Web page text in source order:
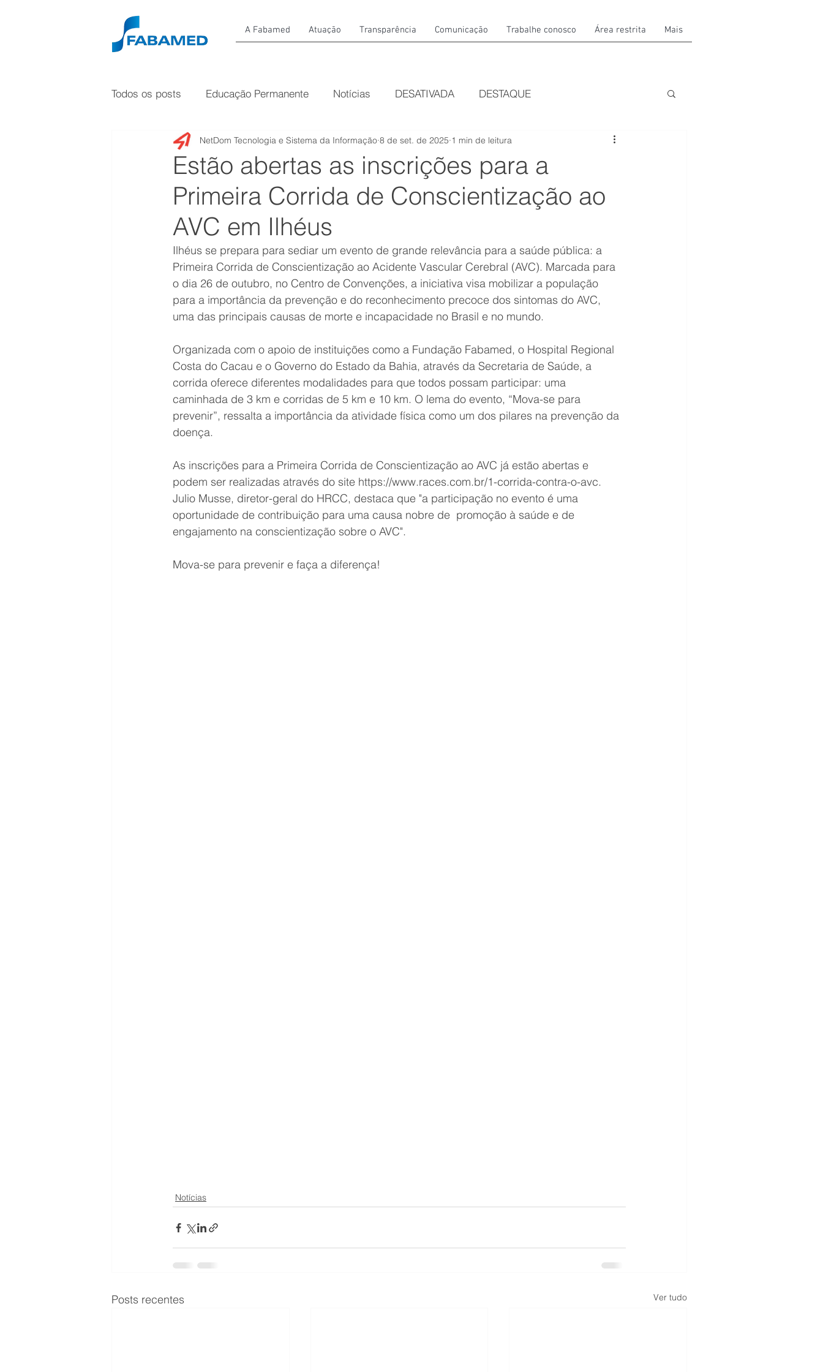
A Fabamed Atuação Transparência Comunicação Trabalhe conosco Área restrita Mais
Todos os posts Educação Permanente Notícias DESATIVADA DESTAQUE
Estão abertas as inscrições para a
Primeira Corrida de Conscientização ao
AVC em Ilhéus
NetDom Tecnologia e Sistema da Informação 8 de set. de 2025 1 min de leitura
Ilhéus se prepara para sediar um evento de grande relevância para a saúde pública: a
Primeira Corrida de Conscientização ao Acidente Vascular Cerebral (AVC). Marcada para
o dia 26 de outubro, no Centro de Convenções, a iniciativa visa mobilizar a população
para a importância da prevenção e do reconhecimento precoce dos sintomas do AVC,
uma das principais causas de morte e incapacidade no Brasil e no mundo.
Organizada com o apoio de instituições como a Fundação Fabamed, o Hospital Regional
Costa do Cacau e o Governo do Estado da Bahia, através da Secretaria de Saúde, a
corrida oferece diferentes modalidades para que todos possam participar: uma
caminhada de 3 km e corridas de 5 km e 10 km. O lema do evento, “Mova-se para
prevenir”, ressalta a importância da atividade física como um dos pilares na prevenção da
doença.
As inscrições para a Primeira Corrida de Conscientização ao AVC já estão abertas e
podem ser realizadas através do site https://www.races.com.br/1-corrida-contra-o-avc.
Julio Musse, diretor-geral do HRCC, destaca que "a participação no evento é uma
oportunidade de contribuição para uma causa nobre de  promoção à saúde e de
engajamento na conscientização sobre o AVC".
Mova-se para prevenir e faça a diferença!
Notícias
Posts recentes Ver tudo